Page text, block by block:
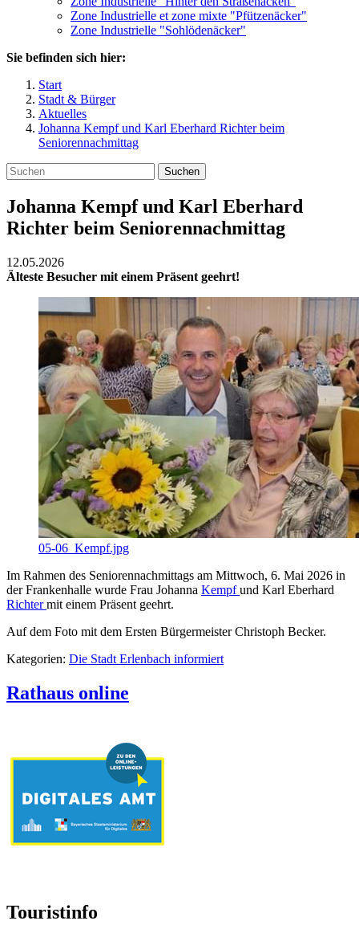
Zone Industrielle et zone mixte "Pfützenäcker"
Zone Industrielle "Sohlödenäcker"
Sie befinden sich hier:
Start
Stadt & Bürger
Aktuelles
Johanna Kempf und Karl Eberhard Richter beim
Seniorennachmittag
Suchen
Johanna Kempf und Karl Eberhard
Richter beim Seniorennachmittag
12.05.2026
Älteste Besucher mit einem Präsent geehrt!
05-06_Kempf.jpg
Im Rahmen des Seniorennachmittags am Mittwoch, 6. Mai 2026 in
der Frankenhalle wurde Frau Johanna Kempfund Karl Eberhard
Richtermit einem Präsent geehrt.
Auf dem Foto mit dem Ersten Bürgermeister Christoph Becker.
Kategorien: Die Stadt Erlenbach informiert
Rathaus online
Touristinfo